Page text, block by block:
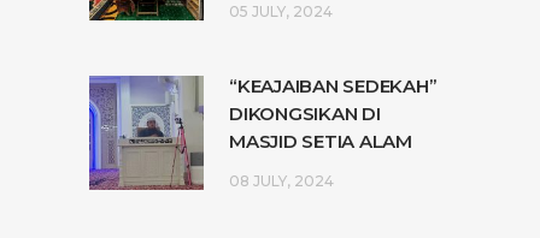
05 JULY, 2024
“KEAJAIBAN SEDEKAH”
DIKONGSIKAN DI
MASJID SETIA ALAM
08 JULY, 2024